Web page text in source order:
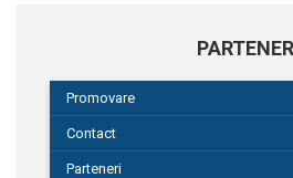
Promovare
Contact
Parteneri